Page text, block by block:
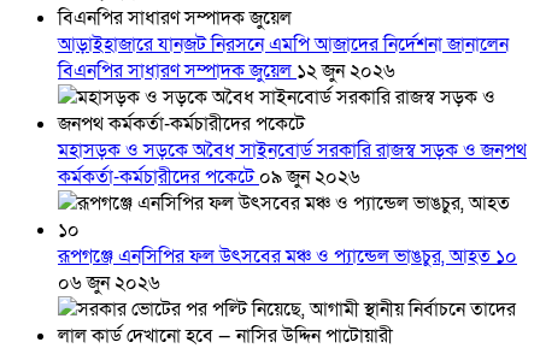
আড়াইহাজারে যানজট নিরসনে এমপি আজাদের নির্দেশনা জানালেন
বিএনপির সাধারণ সম্পাদক জুয়েল ১২ জুন ২০২৬
মহাসড়ক ও সড়কে অবৈধ সাইনবোর্ড সরকারি রাজস্ব সড়ক ও জনপথ
কর্মকর্তা-কর্মচারীদের পকেটে০৯ জুন ২০২৬
রূপগঞ্জে এনসিপির ফল উৎসবের মঞ্চ ও প্যান্ডেল ভাঙচুর, আহত ১০
০৬ জুন ২০২৬